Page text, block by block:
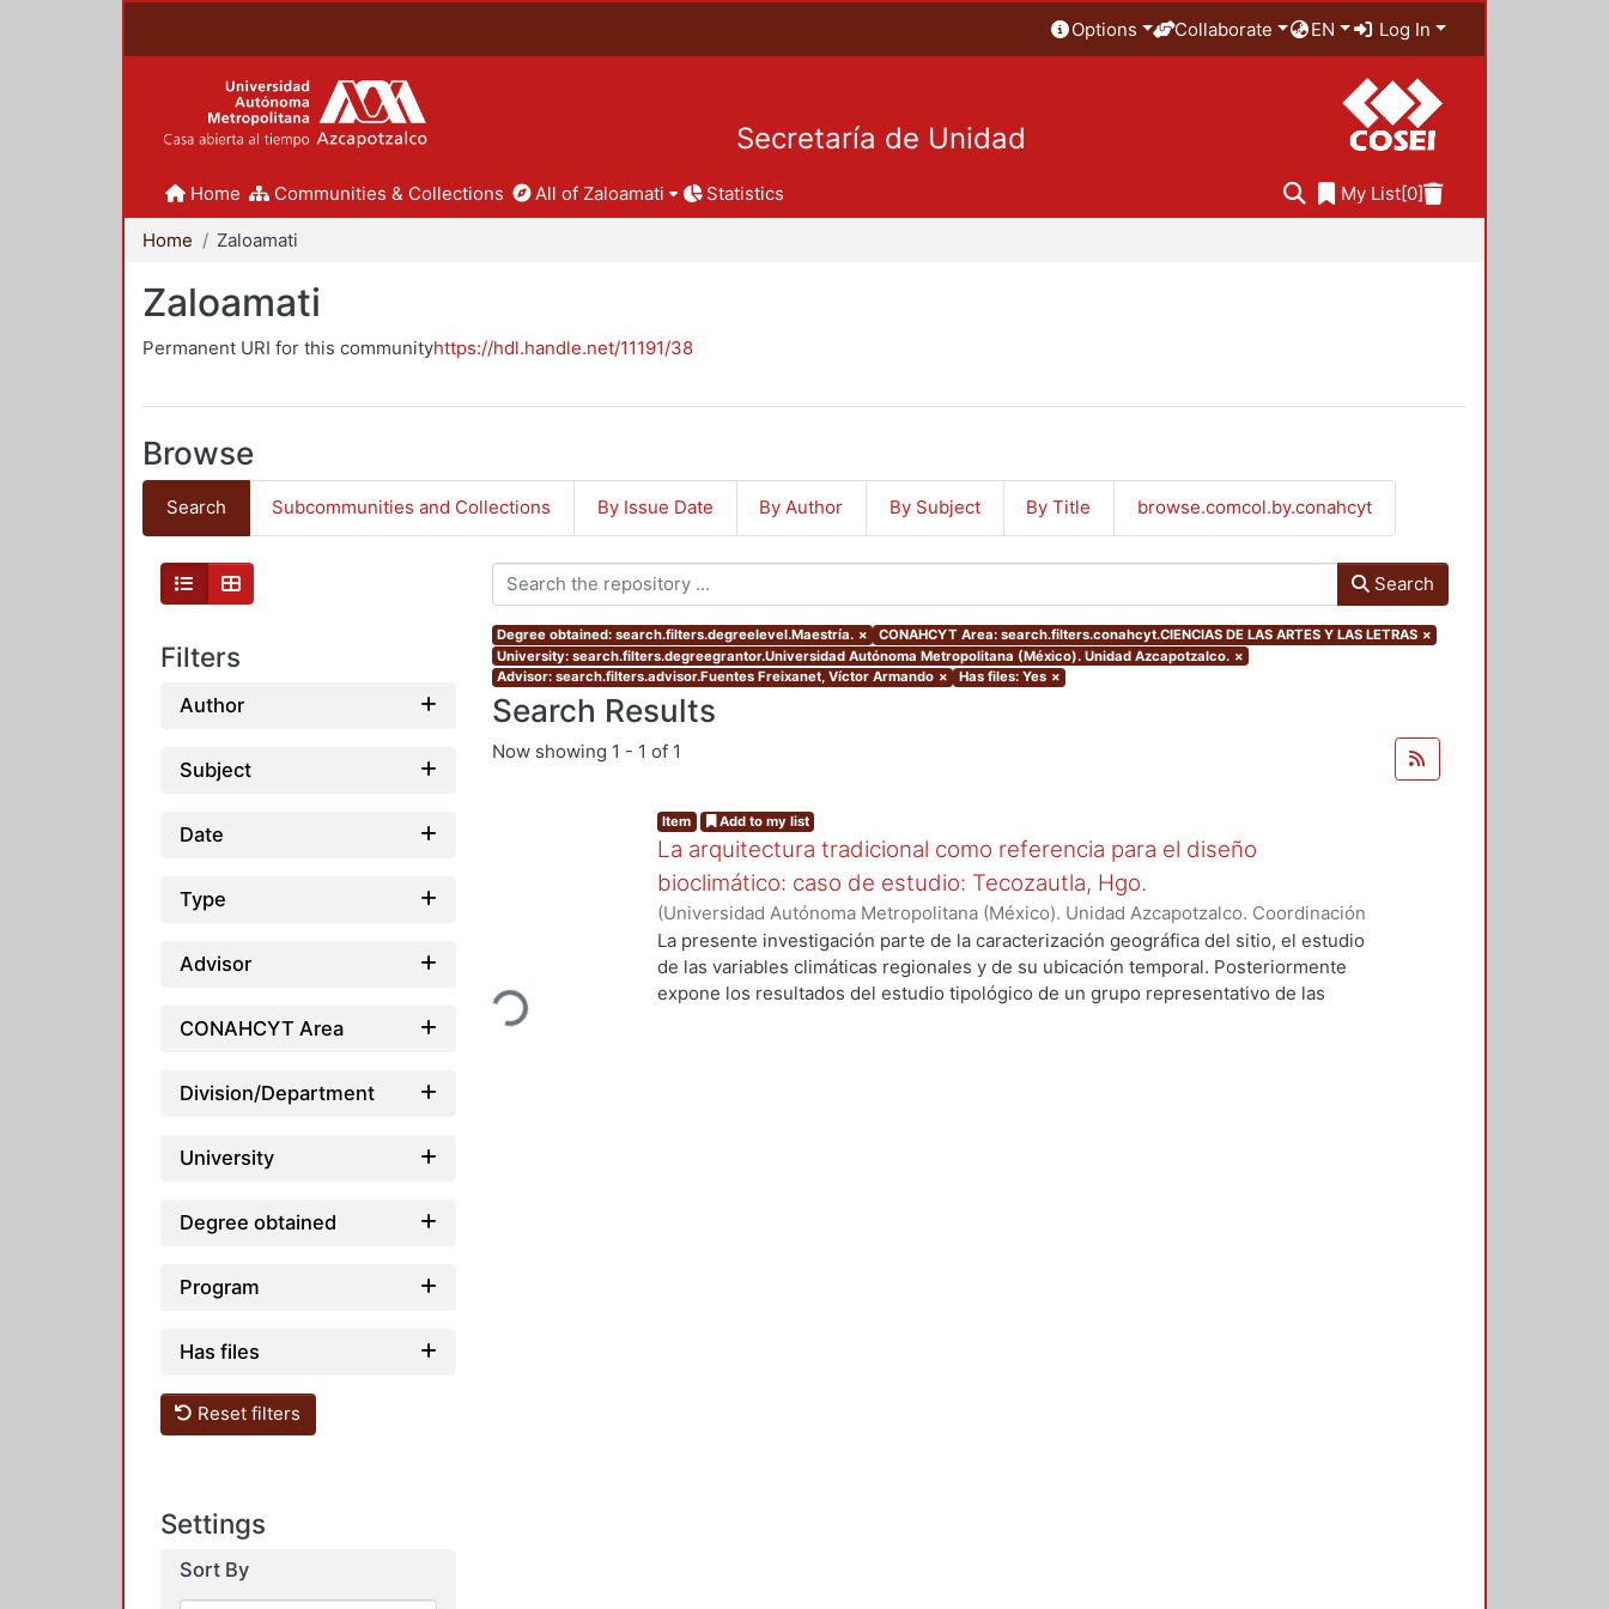
Options Collaborate EN Log In
Secretaría de Unidad
Home Communities & Collections All of Zaloamati Statistics My List[0]
Home Zaloamati
Zaloamati
Permanent URI for this communityhttps://hdl.handle.net/11191/38
Browse
Search Subcommunities and Collections By Issue Date By Author By Subject By Title browse.comcol.by.conahcyt
Filters
Author
Subject
Date
Type
Advisor
CONAHCYT Area
Division/Department
University
Degree obtained
Program
Has files
Reset filters
Settings
Sort By
Search
Degree obtained: search.filters.degreelevel.Maestría. × CONAHCYT Area: search.filters.conahcyt.CIENCIAS DE LAS ARTES Y LAS LETRAS ×
University: search.filters.degreegrantor.Universidad Autónoma Metropolitana (México). Unidad Azcapotzalco. ×
Advisor: search.filters.advisor.Fuentes Freixanet, Víctor Armando × Has files: Yes ×
Search Results
Now showing 1 - 1 of 1
Loading...
Item Add to my list
La arquitectura tradicional como referencia para el diseño
bioclimático: caso de estudio: Tecozautla, Hgo.
(Universidad Autónoma Metropolitana (México). Unidad Azcapotzalco. Coordinación
de Servicios de Información.,2003-10)Manríquez Campos, Rosalía
La presente investigación parte de la caracterización geográfica del sitio, el estudio
de las variables climáticas regionales y de su ubicación temporal. Posteriormente
expone los resultados del estudio tipológico de un grupo representativo de las